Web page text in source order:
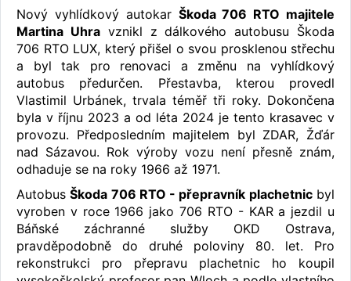
Nový vyhlídkový autokar Škoda 706 RTO majitele
Martina Uhravznikl z dálkového autobusu Škoda
706 RTO LUX, který přišel o svou prosklenou střechu
a byl tak pro renovaci a změnu na vyhlídkový
autobus předurčen. Přestavba, kterou provedl
Vlastimil Urbánek, trvala téměř tři roky. Dokončena
byla v říjnu 2023 a od léta 2024 je tento krasavec v
provozu. Předposledním majitelem byl ZDAR, Žďár
nad Sázavou. Rok výroby vozu není přesně znám,
odhaduje se na roky 1966 až 1971.
AutobusŠkoda 706 RTO - přepravník plachetnicbyl
vyroben v roce 1966 jako 706 RTO - KAR a jezdil u
Báňské záchranné služby OKD Ostrava,
pravděpodobně do druhé poloviny 80. let. Pro
rekonstrukci pro přepravu plachetnic ho koupil